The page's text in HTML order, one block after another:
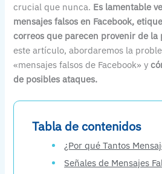
crucial que nunca. Es lamentable
mensajes falsos en Facebook,
correos que parecen provenir de
este artículo, abordaremos la
«mensajes falsos de Facebook» y
de posibles ataques.
Tabla de contenidos
¿Por qué Tantos
Señales de Mensajes